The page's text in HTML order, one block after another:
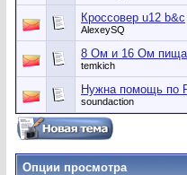
Кроссовер u12 b&c
AlexeySQ
8 Ом и 16 Ом
temkich
Нужна помощь по
soundaction
Опции просмотра